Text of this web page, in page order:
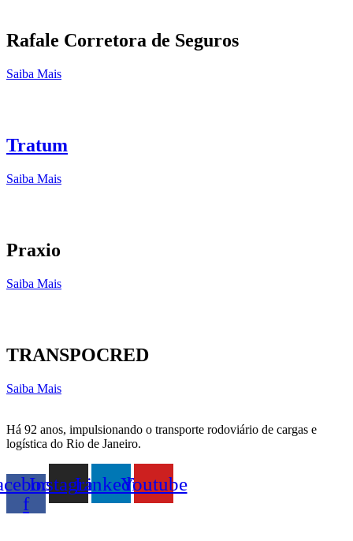
Rafale Corretora de Seguros
Saiba Mais
Tratum
Saiba Mais
Praxio
Saiba Mais
TRANSPOCRED
Saiba Mais
Há 92 anos, impulsionando o transporte rodoviário de cargas e
logística do Rio de Janeiro.
f
InstagramLinkedinYoutube